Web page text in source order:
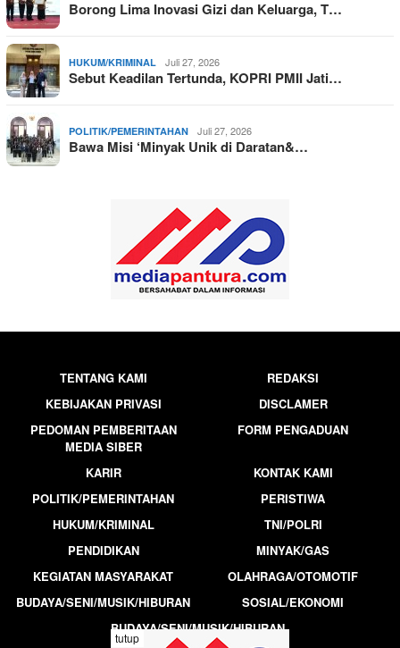
Borong Lima Inovasi Gizi dan Keluarga, T…
HUKUM/KRIMINAL Juli 27, 2026
Sebut Keadilan Tertunda, KOPRI PMII Jati…
POLITIK/PEMERINTAHAN Juli 27, 2026
Bawa Misi ‘Minyak Unik di Daratan&…
TENTANG KAMI
REDAKSI
KEBIJAKAN PRIVASI
DISCLAMER
PEDOMAN PEMBERITAAN
MEDIA SIBER
FORM PENGADUAN
KARIR
KONTAK KAMI
POLITIK/PEMERINTAHAN
PERISTIWA
HUKUM/KRIMINAL
TNI/POLRI
PENDIDIKAN
MINYAK/GAS
KEGIATAN MASYARAKAT
OLAHRAGA/OTOMOTIF
BUDAYA/SENI/MUSIK/HIBURAN
SOSIAL/EKONOMI
BUDAYA/SENI/MUSIK/HIBURAN
tutup